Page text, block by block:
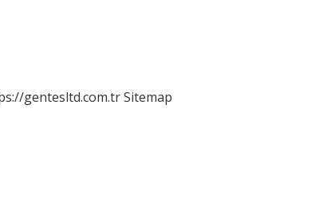
gentesltd.com.trSitemap